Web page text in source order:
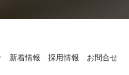
新着情報 採用情報 お問合せ